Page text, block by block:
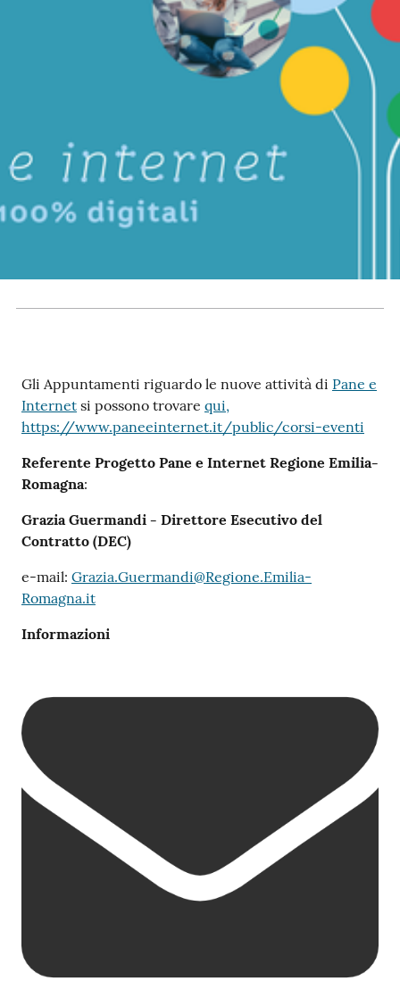
Seguici
Gli Appuntamenti riguardo le nuove attività di Pane e
Internet si possono trovare qui,
https://www.paneeinternet.it/public/corsi-eventi
Referente Progetto Pane e Internet Regione Emilia-
Romagna:
Grazia Guermandi - Direttore Esecutivo del
Contratto (DEC)
e-mail: Grazia.Guermandi@Regione.Emilia-
Romagna.it
Informazioni